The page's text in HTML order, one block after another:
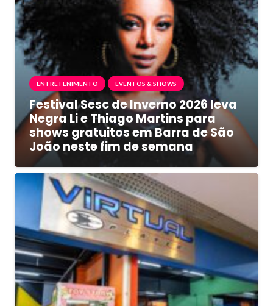
ENTRETENIMENTO EVENTOS & SHOWS
Festival Sesc de Inverno 2026 leva
Negra Li e Thiago Martins para
shows gratuitos em Barra de São
João neste fim de semana